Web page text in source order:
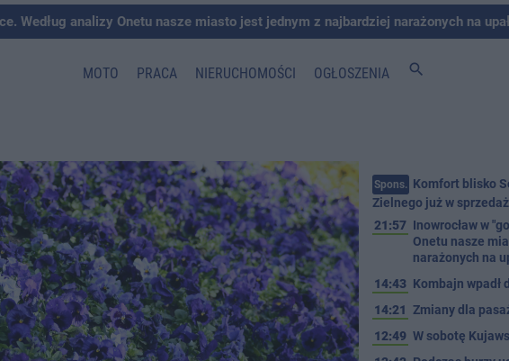
Według analizy Onetu nasze miasto jest jednym z najbardziej narażonych na
MOTO PRACA NIERUCHOMOŚCI OGŁOSZENIA search
Spons. Komfort blisko
Zielnego już w
21:57 Inowrocław w
Onetu nasze
narażonych na
14:43 Kombajn wpadł
14:21 Zmiany dla
12:49 W sobotę